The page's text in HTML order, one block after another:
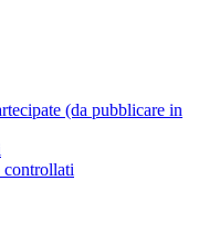
(da pubblicare in